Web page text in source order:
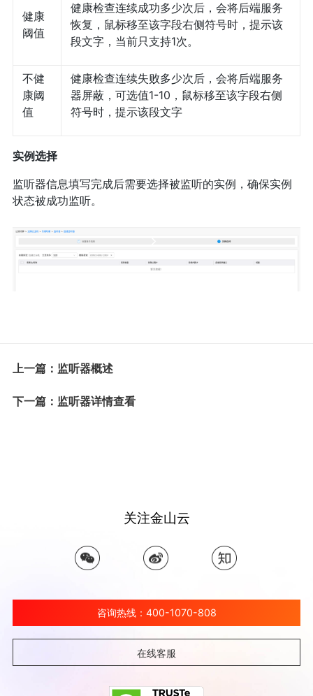
健康
阈值
健康检查连续成功多少次后，会将后端服务
恢复，鼠标移至该字段右侧符号时，提示该
段文字，当前只支持1次。
不健
康阈
值
健康检查连续失败多少次后，会将后端服务
器屏蔽，可选值1-10，鼠标移至该字段右侧
符号时，提示该段文字
实例选择
监听器信息填写完成后需要选择被监听的实例，确保实例
状态被成功监听。
上一篇：监听器概述
下一篇：监听器详情查看
关注金山云
咨询热线：400-1070-808
在线客服